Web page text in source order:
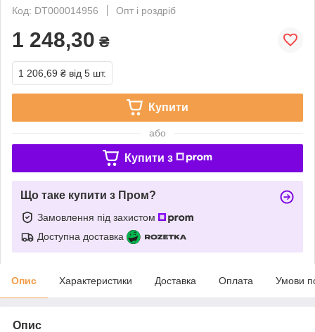
Код: DT000014956
Опт і роздріб
1 248,30 ₴
1 206,69 ₴ від 5 шт.
Купити
або
Купити з
Що таке купити з Пром?
Замовлення під захистом
Доступна доставка
Опис Характеристики Доставка Оплата Умови
Опис